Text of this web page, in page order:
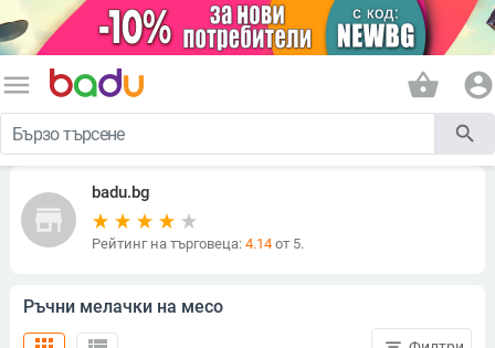
menu shopping_basket account_circle
search
store
badu.bg
Рейтинг на търговеца: 4.14от 5.
Ръчни мелачки на месо